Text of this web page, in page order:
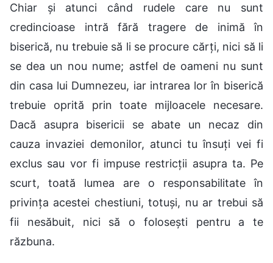
Chiar și atunci când rudele care nu sunt
credincioase intră fără tragere de inimă în
biserică, nu trebuie să li se procure cărți, nici să li
se dea un nou nume; astfel de oameni nu sunt
din casa lui Dumnezeu, iar intrarea lor în biserică
trebuie oprită prin toate mijloacele necesare.
Dacă asupra bisericii se abate un necaz din
cauza invaziei demonilor, atunci tu însuți vei fi
exclus sau vor fi impuse restricții asupra ta. Pe
scurt, toată lumea are o responsabilitate în
privința acestei chestiuni, totuși, nu ar trebui să
fii nesăbuit, nici să o folosești pentru a te
răzbuna.